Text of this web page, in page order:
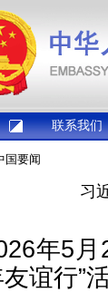
联系我们
国要闻
习
年5
谊行”